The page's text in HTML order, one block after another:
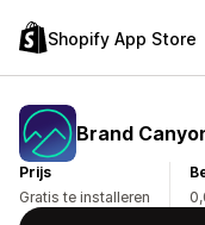
Shopify App Store
Brand
Prijs
Gratis te installeren